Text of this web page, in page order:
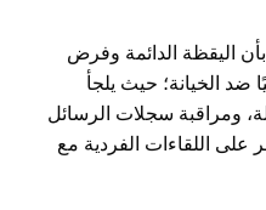
اليقظة الدائمة وفرض
ضد الخيانة؛ حيث يلجأ
ومراقبة سجلات الرسائل
اللقاءات الفردية مع